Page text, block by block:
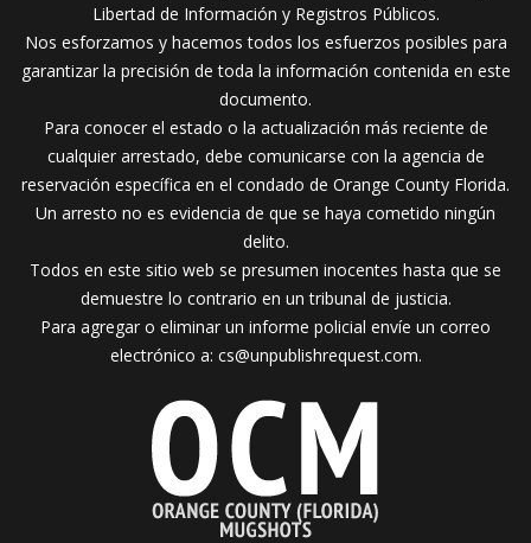
Libertad de Información y Registros Públicos.
Nos esforzamos y hacemos todos los esfuerzos posibles para
garantizar la precisión de toda la información contenida en este
documento.
Para conocer el estado o la actualización más reciente de
cualquier arrestado, debe comunicarse con la agencia de
reservación específica en el condado de Orange County Florida.
Un arresto no es evidencia de que se haya cometido ningún
delito.
Todos en este sitio web se presumen inocentes hasta que se
demuestre lo contrario en un tribunal de justicia.
Para agregar o eliminar un informe policial envíe un correo
electrónico a: cs@unpublishrequest.com.